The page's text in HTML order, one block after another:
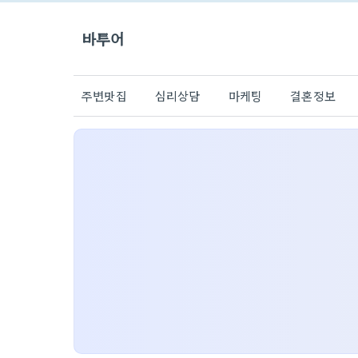
바투어
주변맛집 심리상담 마케팅 결혼정보